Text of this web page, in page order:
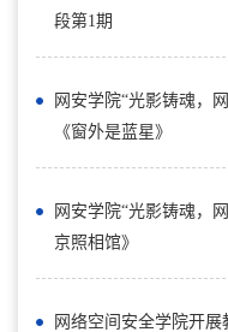
段第1期
网安学院“光影铸魂，
《窗外是蓝星》
网安学院“光影铸魂，
京照相馆》
网络空间安全学院开